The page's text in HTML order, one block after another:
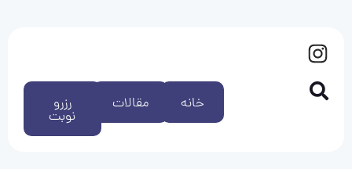
رزرو
نوبت
مقالات خانه